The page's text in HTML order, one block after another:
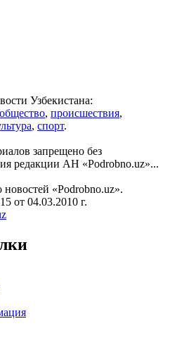
Узбекистана:
общество, происшествия,
, спорт.
запрещено без
редакции АН «Podrobno.uz»...
«Podrobno.uz».
от 04.03.2010 г.